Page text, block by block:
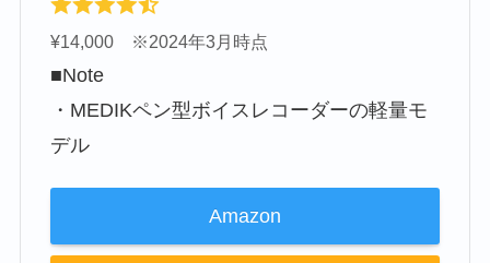
¥14,000 ※2024年3月時点
■Note
・MEDIKペン型ボイスレコーダーの軽量モ
デル
Amazon